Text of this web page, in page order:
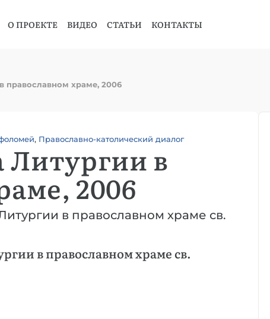
О ПРОЕКТЕ ВИДЕО СТАТЬИ КОНТАКТЫ
православном храме, 2006
, Православно-католический диалог
Литургии в
2006
в православном храме св.
в православном храме св.